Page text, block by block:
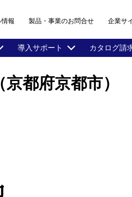
報 製品・事業のお問合せ 企業サ
導入サポート カタログ請
都府京都市）